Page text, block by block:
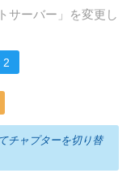
サーバー」を変更し
2
チャプターを切り替